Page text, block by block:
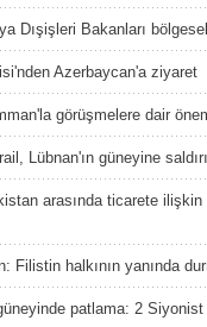
Dışişleri Bakanları
Azerbaycan'a ziyaret
görüşmelere dair
Lübnan'ın güneyine
arasında ticarete ilişkin
Filistin halkının yanında
patlama: 2